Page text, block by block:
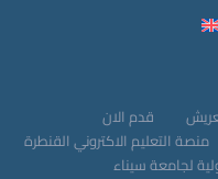
قدم الان
منصة التعليم الاكتروني القنطرة
لجامعة سيناء